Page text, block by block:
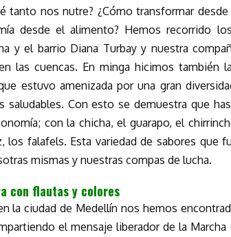
tanto nos nutre? ¿Cómo transformar desde
desde el alimento? Hemos recorrido
y el barrio Diana Turbay y nuestra
las cuencas. En minga hicimos también
estuvo amenizada por una gran
saludables. Con esto se demuestra que
con la chicha, el guarapo, el
los falafels. Esta variedad de sabores que
mismas y nuestras compas de lucha.
con flautas y colores
la ciudad de Medellín nos hemos
el mensaje liberador de la Marcha